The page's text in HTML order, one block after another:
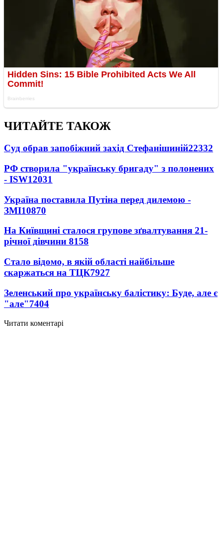
ЧИТАЙТЕ ТАКОЖ
Суд обрав запобіжний захід Стефанішиній22332
РФ створила "українську бригаду" з полонених
- ISW12031
Україна поставила Путіна перед дилемою -
ЗМІ10870
На Київщині сталося групове зґвалтування 21-
річної дівчини 8158
Стало відомо, в якій області найбільше
скаржаться на ТЦК7927
Зеленський про українську балістику: Буде, але є
"але"7404
Читати коментарі